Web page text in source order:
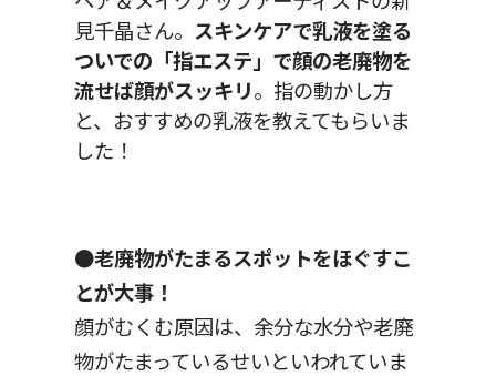
見千晶さん。 スキンケアで乳液を塗る
ついでの「指エステ」で顔の老廃物を
流せば顔がスッキリ。指の動かし方
と、おすすめの乳液を教えてもらいま
した！
●老廃物がたまるスポットをほぐすこ
とが大事！
顔がむくむ原因は、余分な水分や老廃
物がたまっているせいといわれていま